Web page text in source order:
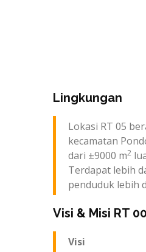
Lingkungan
Lokasi RT 05
kecamatan
dari ±9000 m2
Terdapat lebih
penduduk lebih
Visi & Misi RT
Visi